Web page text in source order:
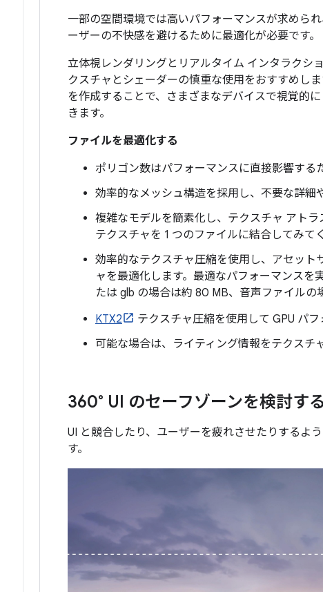
一部の空間環境では高いパフォーマンスが求めら
ーザーの不快感を避けるために最適化が必要です。
立体視レンダリングとリアルタイム インタラクシ
クスチャとシェーダーの慎重な使用をおすすめし
を作成することで、さまざまなデバイスで視覚的
きます。
ファイルを最適化する
ポリゴン数はパフォーマンスに直接影響する
効率的なメッシュ構造を採用し、不要な詳細
複雑なモデルを簡素化し、テクスチャ アト
テクスチャを 1 つのファイルに結合してみて
効率的なテクスチャ圧縮を使用し、アセット
ャを最適化します。最適なパフォーマンスを
たは glb の場合は約 80 MB、音声ファイルの
KTX2
テクスチャ圧縮を使用して GPU パフ
可能な場合は、ライティング情報をテクスチ
360° UI のセーフゾーンを検討する
UI と競合したり、ユーザーを疲れさせたりするよ
す。